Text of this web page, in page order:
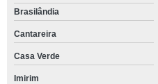
Brasilândia
Cantareira
Casa Verde
Imirim